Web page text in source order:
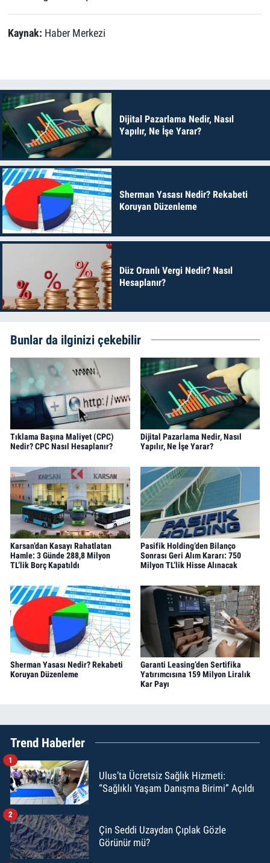
Kaynak: Haber Merkezi
Dijital Pazarlama Nedir, Nasıl
Yapılır, Ne İşe Yarar?
Sherman Yasası Nedir? Rekabeti
Koruyan Düzenleme
Düz Oranlı Vergi Nedir? Nasıl
Hesaplanır?
Bunlar da ilginizi çekebilir
Tıklama Başına Maliyet (CPC)
Nedir? CPC Nasıl Hesaplanır?
Dijital Pazarlama Nedir, Nasıl
Yapılır, Ne İşe Yarar?
Karsan’dan Kasayı Rahatlatan
Hamle: 3 Günde 288,8 Milyon
TL’lik Borç Kapatıldı
Pasifik Holding’den Bilanço
Sonrası Geri Alım Kararı: 750
Milyon TL’lik Hisse Alınacak
Sherman Yasası Nedir? Rekabeti
Koruyan Düzenleme
Garanti Leasing’den Sertifika
Yatırımcısına 159 Milyon Liralık
Kar Payı
Trend Haberler
Ulus’ta Ücretsiz Sağlık Hizmeti:
“Sağlıklı Yaşam Danışma Birimi” Açıldı
1
Çin Seddi Uzaydan Çıplak Gözle
Görünür mü?
2